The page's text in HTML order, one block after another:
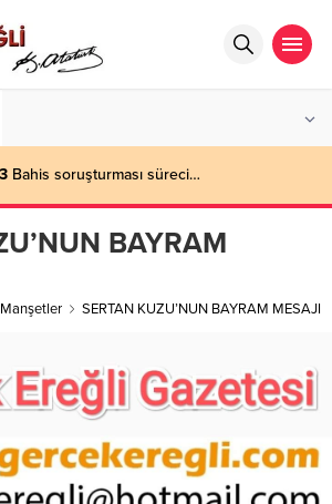
Bahis soruşturması süreci…
BAYRAM
SERTAN KUZU’NUN BAYRAM MESAJI